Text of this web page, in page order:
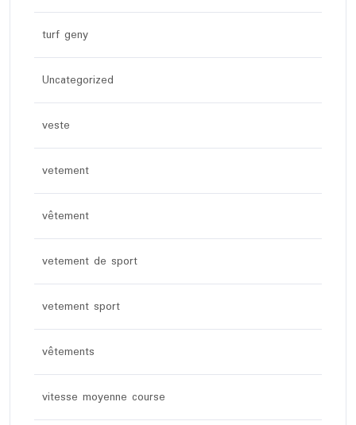
turf geny
Uncategorized
veste
vetement
vêtement
vetement de sport
vetement sport
vêtements
vitesse moyenne course